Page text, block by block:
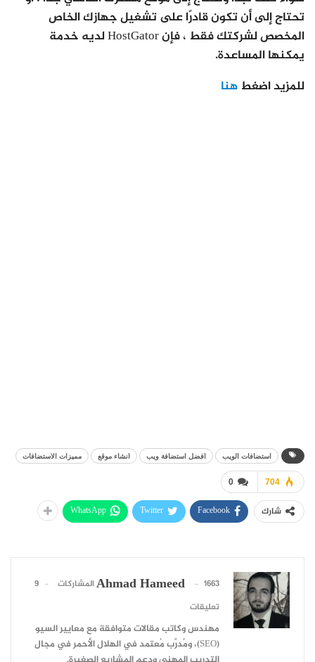
تحتاج إلى أن تكون قادرًا على تشغيل جهازك الخاص
المخصص لشركتك فقط ، فإن HostGator لديه خدمة
يمكنها المساعدة.
للمزيد اضغط هنا
استضافات الويب افضل استضافة ويب انشاء موقع مميزات الاستضافات
0 704
شارك Facebook
Twitter
WhatsApp
Ahmad Hameed 1663 المشاركات
9
تعليقات
مهندس وكاتب مقالات متوافقة مع معايير السيو
(SEO)، ومُدرِّب مُعتمد في الهلال الأحمر في مجال